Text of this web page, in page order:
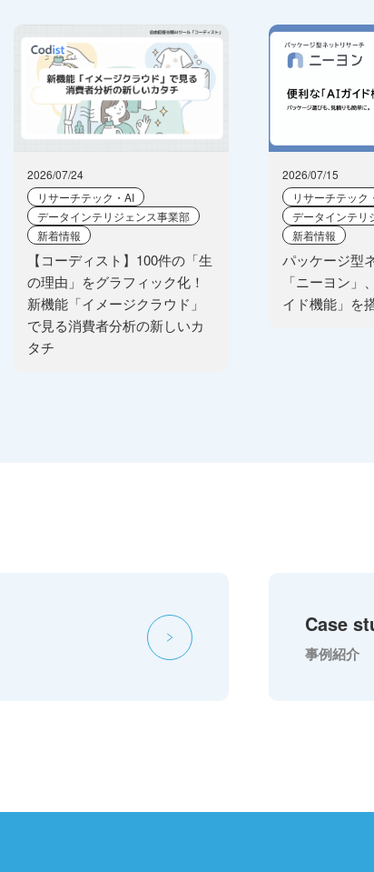
2026/07/24
リサーチテック・AI
データインテリジェンス事業部
新着情報
【コーディスト】100件の「生
の理由」をグラフィック化！
新機能「イメージクラウド」
で見る消費者分析の新しいカ
タチ
2026/07/15
リサーチテック
データインテリ
新着情報
パッケージ型
「ニーヨン」
イド機能」を搭
Case
事例紹介